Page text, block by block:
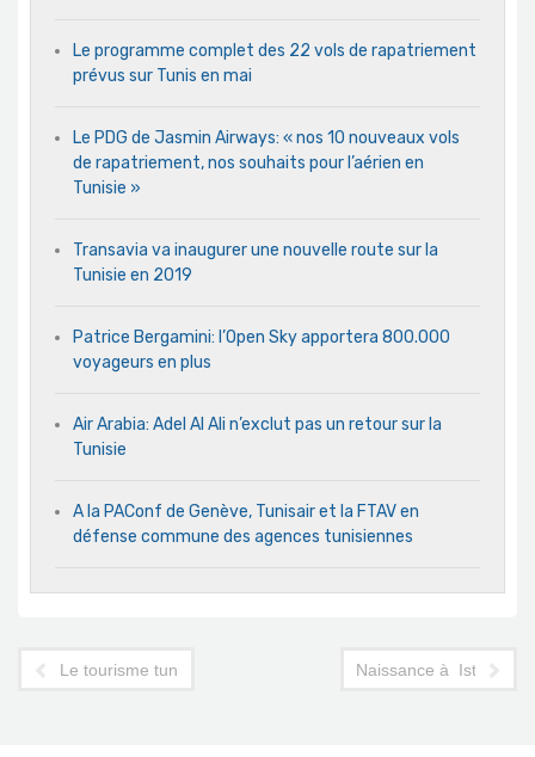
Le programme complet des 22 vols de rapatriement
prévus sur Tunis en mai
Le PDG de Jasmin Airways: « nos 10 nouveaux vols
de rapatriement, nos souhaits pour l’aérien en
Tunisie »
Transavia va inaugurer une nouvelle route sur la
Tunisie en 2019
Patrice Bergamini: l’Open Sky apportera 800.000
voyageurs en plus
Air Arabia: Adel Al Ali n’exclut pas un retour sur la
Tunisie
A la PAConf de Genève, Tunisair et la FTAV en
défense commune des agences tunisiennes
Le tourisme tunisien donne 8 milliards de subventions aux
Naissance à Istanbul